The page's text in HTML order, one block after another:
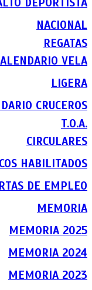
NACIONAL
REGATAS
VELA
LIGERA
CRUCEROS
T.O.A.
CIRCULARES
HABILITADOS
DE EMPLEO
MEMORIA
MEMORIA 2025
MEMORIA 2024
MEMORIA 2023